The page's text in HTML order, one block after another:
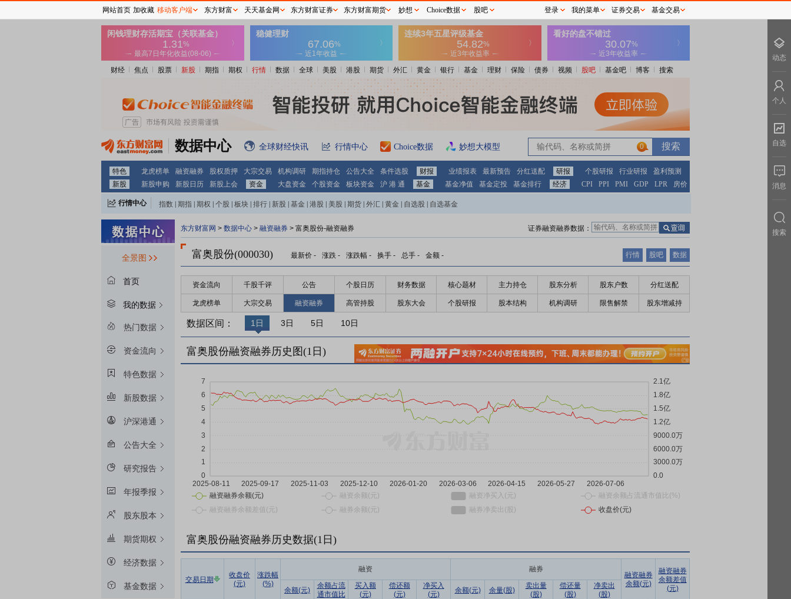
财经 焦点 股票 新股 期指 期权 行情 数据 全球 美股 港股 期货 外汇 黄金 银行 基金 理财 保险 债券 视频 股吧 基金吧 博客 搜索
数据中心 全球财经快讯 行情中心 Choice数据 妙想大模型 0
特色 龙虎榜单 融资融券 股权质押 大宗交易 机构调研 期指持仓 公告大全 条件选股 财报 业绩报表 最新预告 分红送配 研报 个股研报 行业研报
盈利预测
新股
新股申购 新股日历 新股上会 资金 大盘资金 个股资金 板块资金 沪 港 通 基金 基金净值 基金定投 基金排行 经济 CPI PPI PMI GDP LPR 房价
行情中心 指数 期指 期权 个股 板块 排行 新股 基金 港股 美股 期货 外汇 黄金 自选股 自选基金
全景图
首页
我的数据
热门数据
资金流向
特色数据
新股数据
沪深港通
公告大全
研究报告
年报季报
股东股本
期货期权
经济数据
基金数据
东方财富网 > 数据中心 > 融资融券 > 富奥股份-融资融券 证券融资融券数据：
富奥股份(000030) 最新价 - 涨跌 - 涨跌幅 - 换手 - 总手 - 金额 - 行情 股吧 数据
资金流向 千股千评 公告 个股日历 财务数据 核心题材 主力持仓 股东分析 股东户数 分红送配
龙虎榜单 大宗交易 融资融券 高管持股 股东大会 个股研报 股本结构 机构调研 限售解禁 股东增减持
数据区间： 1日 3日 5日 10日
富奥股份融资融券历史图(1 日)
富奥股份融资融券历史数据(1 日)
交易日期
收盘价
(元)
涨跌幅
(%)
融资 融券
融资融券
余额(元)
融资融券
余额差值
(元)
余额(元)
余额占流
通市值比
买入额
(元)
偿还额
(元)
净买入
(元)
余额(元) 余量(股)
卖出量
(股)
偿还量
(股)
净卖出
(股)
网站首页 加收藏 移动客户端 东方财富 天天基金网 东方财富证券 东方财富期货 妙想 Choice数据 股吧 登录 我的菜单 证券交易 基金交易
动态
个人
自选
消息
搜索